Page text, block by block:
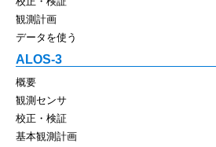
観測計画
データを使う
ALOS-3
概要
観測センサ
校正・検証
基本観測計画